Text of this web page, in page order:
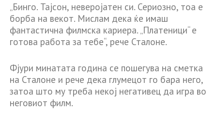
„Бинго. Тајсон, неверојатен си. Сериозно, тоа е
борба на векот. Мислам дека ќе имаш
фантастична филмска кариера. „Платеници“ е
готова работа за тебе“, рече Сталоне.
Фјури минатата година се пошегува на сметка
на Сталоне и рече дека глумецот го бара него,
затоа што му треба некој негативец да игра во
неговиот филм.